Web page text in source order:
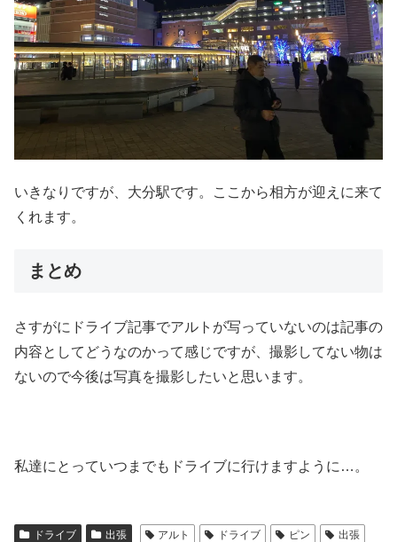
いきなりですが、大分駅です。ここから相方が迎えに来て
くれます。
まとめ
さすがにドライブ記事でアルトが写っていないのは記事の
内容としてどうなのかって感じですが、撮影してない物は
ないので今後は写真を撮影したいと思います。
私達にとっていつまでもドライブに行けますように…。
ドライブ 出張 アルト ドライブ ピン
出張